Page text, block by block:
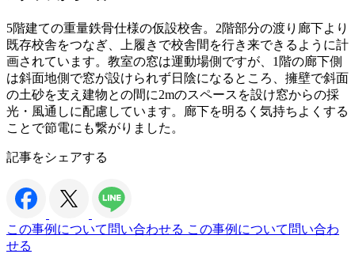
5階建ての重量鉄骨仕様の仮設校舎。2階部分の渡り廊下より
既存校舎をつなぎ、上履きで校舎間を行き来できるように計
画されています。教室の窓は運動場側ですが、1階の廊下側
は斜面地側で窓が設けられず日陰になるところ、擁壁で斜面
の土砂を支え建物との間に2mのスペースを設け窓からの採
光・風通しに配慮しています。廊下を明るく気持ちよくする
ことで節電にも繋がりました。
記事をシェアする
この事例について問い合わせる この事例について問い合わ
せる